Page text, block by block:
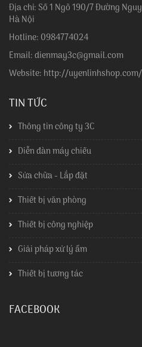
Địa chỉ: Số 1 Ngõ 190/7 Đường
Hà Nội
Hotline: 0984774024
Email: dienmay3c@gmail.com
Website: http://uyenlinhshop.com/
TIN TỨC
Thông tin công ty 3C
Diễn đàn máy chiếu
Sửa chữa - Lắp đặt
Thiết bị văn phòng
Thiết bị công nghiệp
Giải pháp xử lý ẩm
Thiết bị tương tác
FACEBOOK